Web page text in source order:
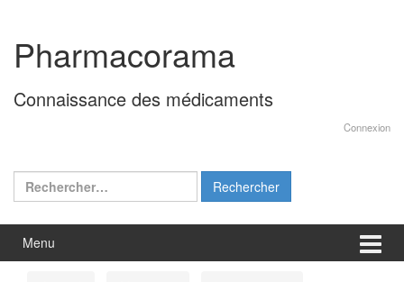
contenu
menu
principal
Pharmacorama
Connaissance des médicaments
Connexion
Rechercher :
Menu